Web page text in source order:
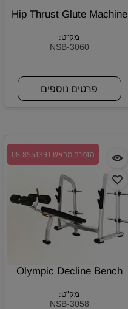
Hip Thrust Glute Machine
מק"ט:
NSB-3060
פרטים נוספים
הזמנה מראש 08-8551391
Olympic Decline Bench
מק"ט:
NSB-3058